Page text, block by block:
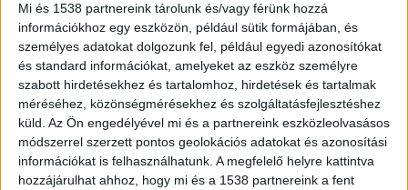
Mi és 1538 partnereink tárolunk és/vagy férünk hozzá
információkhoz egy eszközön, például sütik formájában, és
személyes adatokat dolgozunk fel, például egyedi azonosítókat
és standard információkat, amelyeket az eszköz személyre
szabott hirdetésekhez és tartalomhoz, hirdetések és tartalmak
méréséhez, közönségmérésekhez és szolgáltatásfejlesztéshez
küld. Az Ön engedélyével mi és a partnereink eszközleolvasásos
módszerrel szerzett pontos geolokációs adatokat és azonosítási
információkat is felhasználhatunk. A megfelelő helyre kattintva
hozzájárulhat ahhoz, hogy mi és a 1538 partnereink a fent
ítéletidő
2026.07.20. 9:59
Egyetlen nagyerejű széllökés tépte le az érdi
Gárdonyi Géza Általános Iskola és Gimnázium...